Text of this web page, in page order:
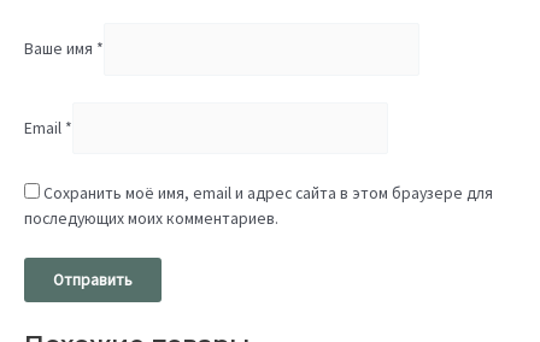
Ваше имя *
Email *
Сохранить моё имя, email и адрес сайта в этом браузере для
последующих моих комментариев.